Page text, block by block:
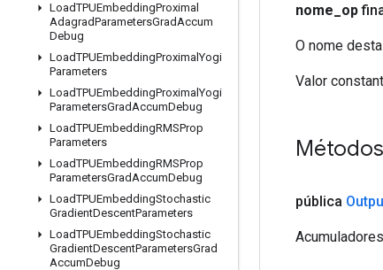
LoadTPUEmbeddingProximal
AdagradParametersGradAccum
Debug
LoadTPUEmbeddingProximalYogi
Parameters
LoadTPUEmbeddingProximalYogi
ParametersGradAccumDebug
LoadTPUEmbeddingRMSProp
Parameters
LoadTPUEmbeddingRMSProp
ParametersGradAccumDebug
LoadTPUEmbeddingStochastic
GradientDescentParameters
LoadTPUEmbeddingStochastic
GradientDescentParametersGrad
AccumDebug
nome op
O nome
Valor
pública